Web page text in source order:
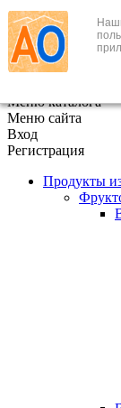
+7 (495) 646-888-1
В корзине
Меню каталога
Меню сайта
Вход
Регистрация
Продукты